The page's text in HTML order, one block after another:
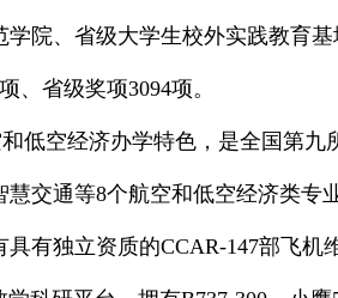
学院、省级大学生校外实践教育
、省级奖项3094项。
空经济办学特色，是全国第九
慧交通等8个航空和低空经济类
具有独立资质的CCAR-147部飞